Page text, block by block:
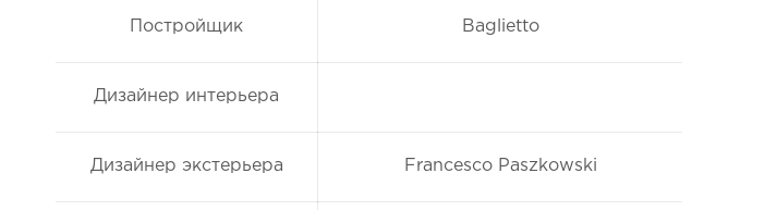
Постройщик Baglietto
Дизайнер интерьера
Дизайнер экстерьера Francesco Paszkowski